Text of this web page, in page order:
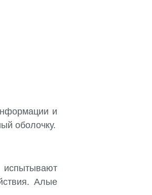
и
оболочку.
Алые